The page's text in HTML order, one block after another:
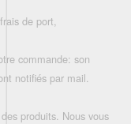
de port,
commande: son
notifiés par mail.
produits. Nous vous